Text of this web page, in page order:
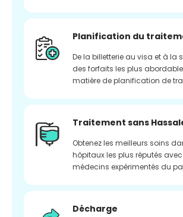
Planification du
De la billetterie au visa et à la
des forfaits les plus
matière de planification de
Traitement sans
Obtenez les meilleurs soins
hôpitaux les plus réputés
médecins expérimentés du
Décharge